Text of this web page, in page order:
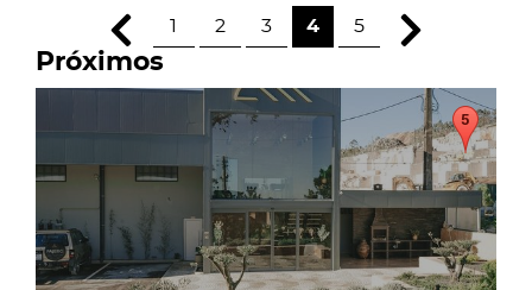
1 2 3 4 5
Próximos